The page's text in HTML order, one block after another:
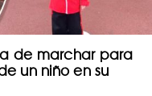
de marchar para
un niño en su